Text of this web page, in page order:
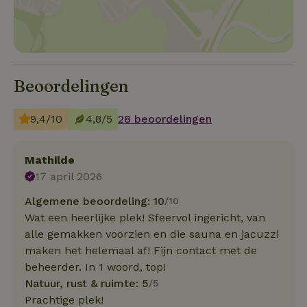
Beoordelingen
9,4/10 4,8/5 28 beoordelingen
Mathilde
17 april 2026
Algemene beoordeling: 10/10
Wat een heerlijke plek! Sfeervol ingericht, van
alle gemakken voorzien en die sauna en jacuzzi
maken het helemaal af! Fijn contact met de
beheerder. In 1 woord, top!
Natuur, rust & ruimte: 5/5
Prachtige plek!